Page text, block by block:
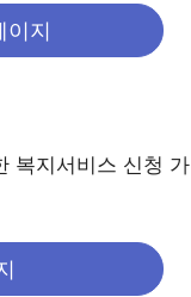
이지
복지서비스 신청 가